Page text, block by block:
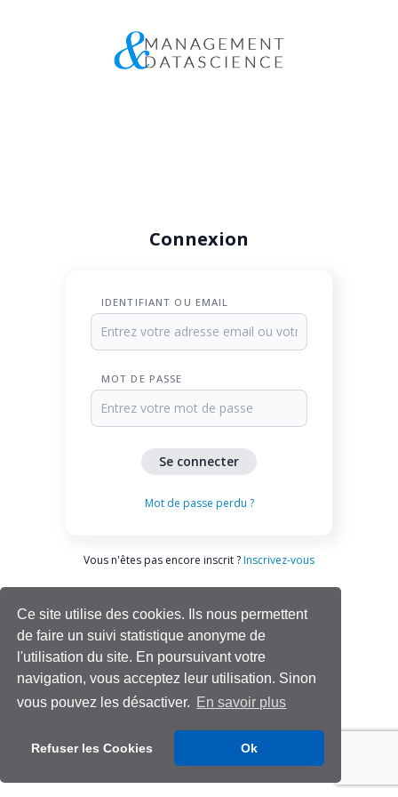
Ce site utilise des cookies. Ils nous permettent
de faire un suivi statistique anonyme de
l'utilisation du site. En poursuivant votre
navigation, vous acceptez leur utilisation. Sinon
vous pouvez les désactiver. En savoir plus
Refuser les Cookies Ok
Connexion
IDENTIFIANT OU EMAIL
MOT DE PASSE
Mot de passe perdu ?
Vous n'êtes pas encore inscrit ? Inscrivez-vous